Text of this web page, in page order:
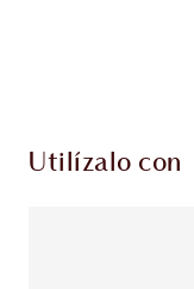
Utilízalo con